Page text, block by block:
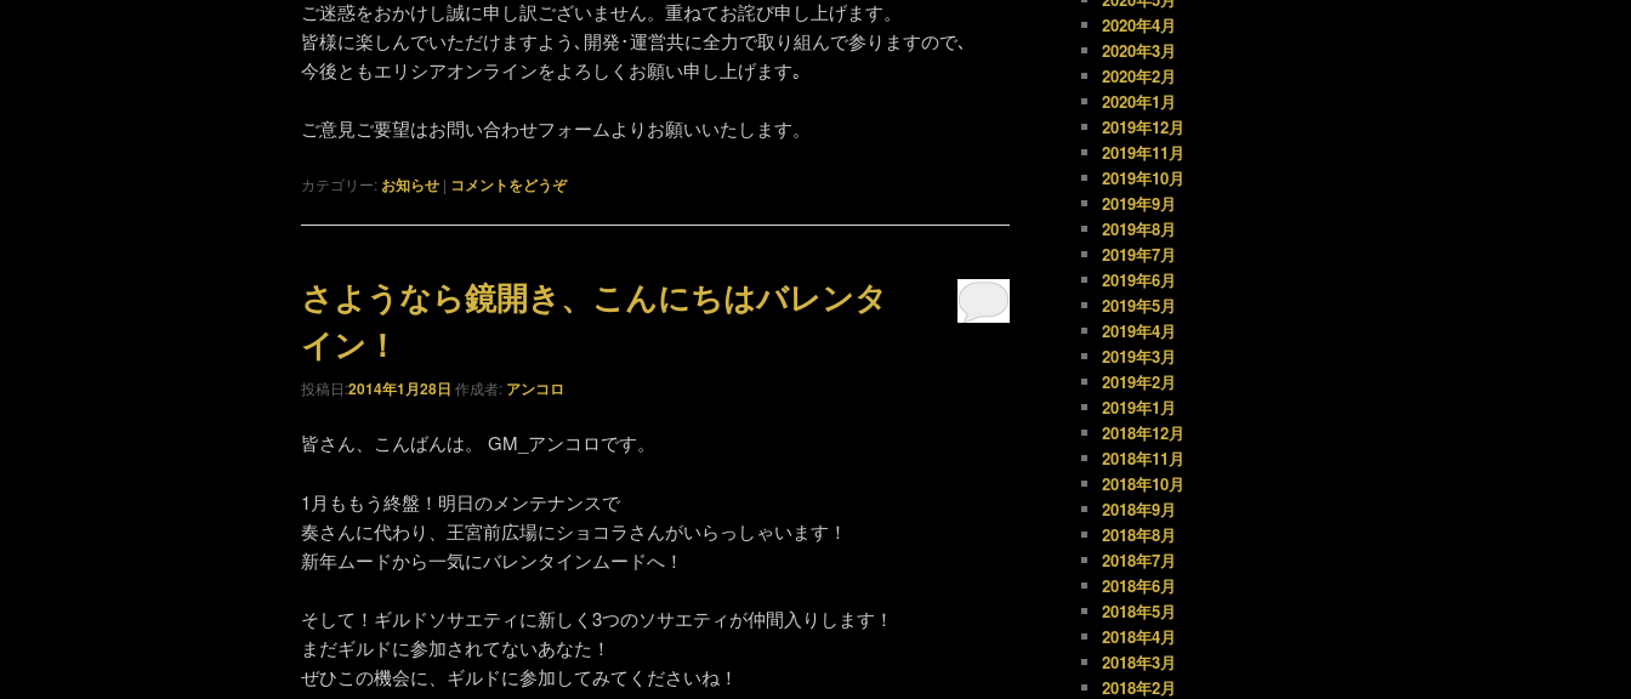
ご迷惑をおかけし誠に申し訳ございません。重ねてお詫び申し上げます。
皆様に楽しんでいただけますよう､開発･運営共に全力で取り組んで参りますので､
今後ともエリシアオンラインをよろしくお願い申し上げます｡
ご意見ご要望はお問い合わせフォームよりお願いいたします。
カテゴリー: お知らせ | コメントをどうぞ
さようなら鏡開き、こんにちはバレンタ
イン！
投稿日:2014年1月28日 作成者: アンコロ
皆さん、こんばんは。 GM_アンコロです。
1月ももう終盤！明日のメンテナンスで
奏さんに代わり、王宮前広場にショコラさんがいらっしゃいます！
新年ムードから一気にバレンタインムードへ！
そして！ギルドソサエティに新しく3つのソサエティが仲間入りします！
まだギルドに参加されてないあなた！
ぜひこの機会に、ギルドに参加してみてくださいね！
2020年4月
2020年3月
2020年2月
2020年1月
2019年12月
2019年11月
2019年10月
2019年9月
2019年8月
2019年7月
2019年6月
2019年5月
2019年4月
2019年3月
2019年2月
2019年1月
2018年12月
2018年11月
2018年10月
2018年9月
2018年8月
2018年7月
2018年6月
2018年5月
2018年4月
2018年3月
2018年2月